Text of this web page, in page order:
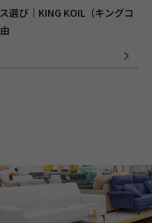
選び｜KING KOIL（キングコ